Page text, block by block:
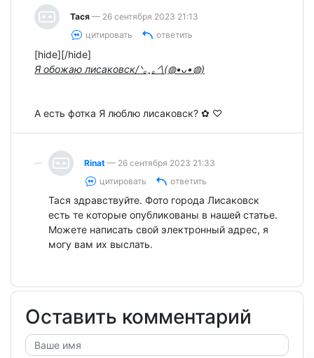
Тася— 26 сентября 2023 21:13
цитировать
ответить
[hide][/hide]
Я обожаю лисаковск/⁠ᐠ⁠｡⁠ꞈ⁠｡⁠ᐟ⁠\(⁠◍⁠•⁠ᴗ⁠•⁠◍⁠)
А есть фотка Я люблю лисаковск? ✿ ⁠♡
Rinat — 26 сентября 2023 21:33
цитировать
ответить
Тася здравствуйте. Фото города Лисаковск
есть те которые опубликованы в нашей статье.
Можете написать свой электронный адрес, я
могу вам их выслать.
Оставить комментарий